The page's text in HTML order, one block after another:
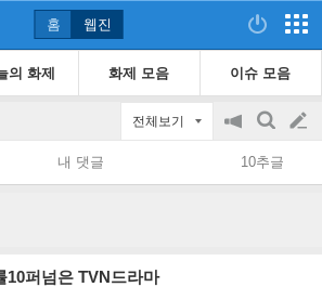
홈 웹진
의 화제 화제 모음 이슈 모음
전체보기
공
지
on/off
검
색
글
쓰
내 댓글 10추글
10퍼넘은 TVN드라마